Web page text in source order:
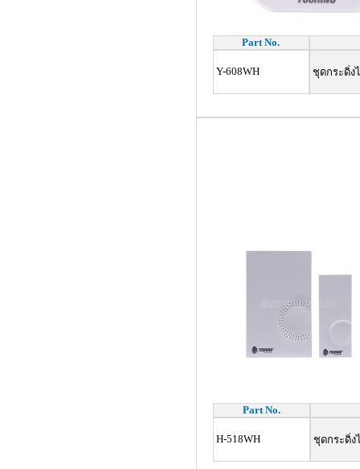
Part No.
Y-608WH ชุดกระดิ่ง
Part No.
H-518WH ชุดกระดิ่ง